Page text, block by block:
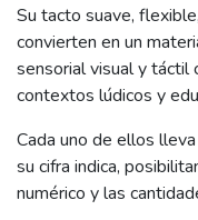
Su tacto suave,
convierten en un
sensorial visual y táctil
contextos lúdicos y
Cada uno de ellos
su cifra indica,
numérico y las